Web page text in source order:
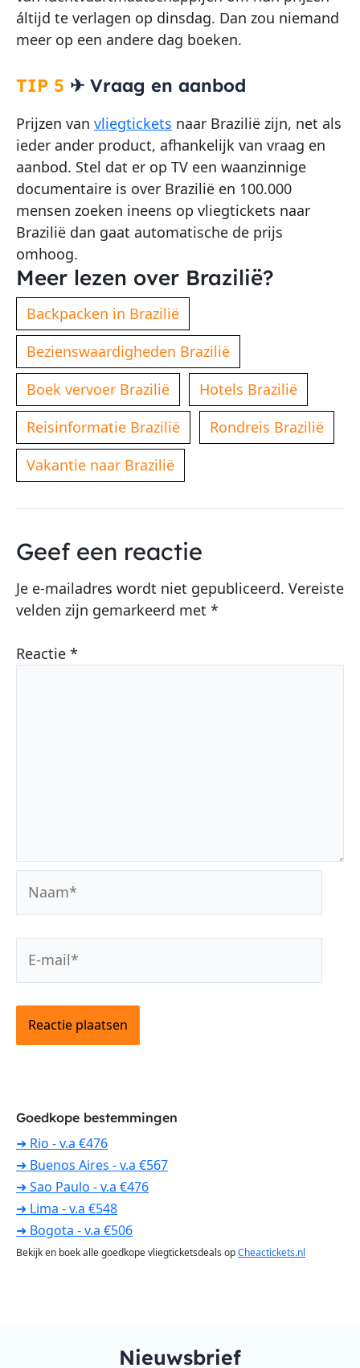
Goedkope bestemmingen
➜ Rio - v.a €476
➜ Buenos Aires - v.a €567
➜ Sao Paulo - v.a €476
➜ Lima - v.a €548
➜ Bogota - v.a €506
Bekijk en boek alle goedkope vliegticketsdeals opCheactickets.nl
áltijd te verlagen op dinsdag. Dan zou niemand
meer op een andere dag boeken.
TIP 5 ✈ Vraag en aanbod
Prijzen van vliegtickets naar Brazilië zijn, net als
ieder ander product, afhankelijk van vraag en
aanbod. Stel dat er op TV een waanzinnige
documentaire is over Brazilië en 100.000
mensen zoeken ineens op vliegtickets naar
Brazilië dan gaat automatische de prijs
omhoog.
Meer lezen over Brazilië?
Backpacken in Brazilië
Bezienswaardigheden Brazilië
Boek vervoer Brazilië
Hotels Brazilië
Reisinformatie Brazilië
Rondreis Brazilië
Vakantie naar Brazilië
Geef een reactie
Je e-mailadres wordt niet gepubliceerd. Vereiste
velden zijn gemarkeerd met *
Reactie *
mail*
Nieuwsbrief